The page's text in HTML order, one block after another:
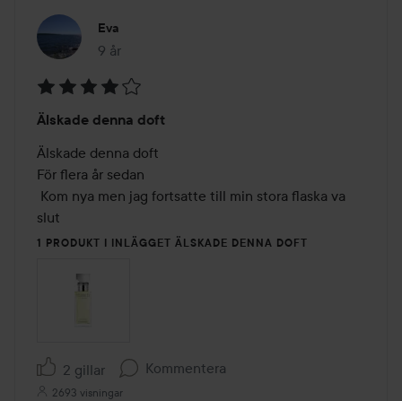
Eva
9 år
Inlägget skapades 9 år
4
av
5
Älskade denna doft
Älskade denna doft
För flera år sedan
slut
1 PRODUKT I INLÄGGET ÄLSKADE DENNA DOFT
2 gillar Kommentera
2693 visningar